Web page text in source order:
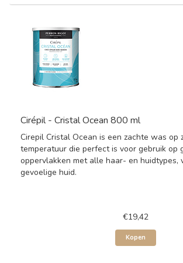
Cirépil - Cristal Ocean 800 ml
Cirepil Cristal Ocean is een zachte was op
temperatuur die perfect is voor gebruik op
oppervlakken met alle haar- en huidtypes,
gevoelige huid.
€19,42
Kopen